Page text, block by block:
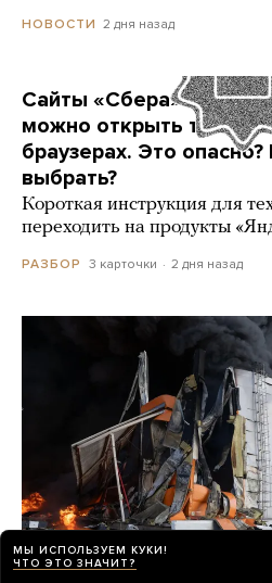
НОВОСТИ 2 дня назад
Сайты «Сбера» и
можно открыть только
браузерах. Это
выбрать?
Короткая инструкция для
переходить на продукты
РАЗБОР 3 карточки 2 дня назад
МЫ ИСПОЛЬЗУЕМ КУКИ!
ЧТО ЭТО ЗНАЧИТ?